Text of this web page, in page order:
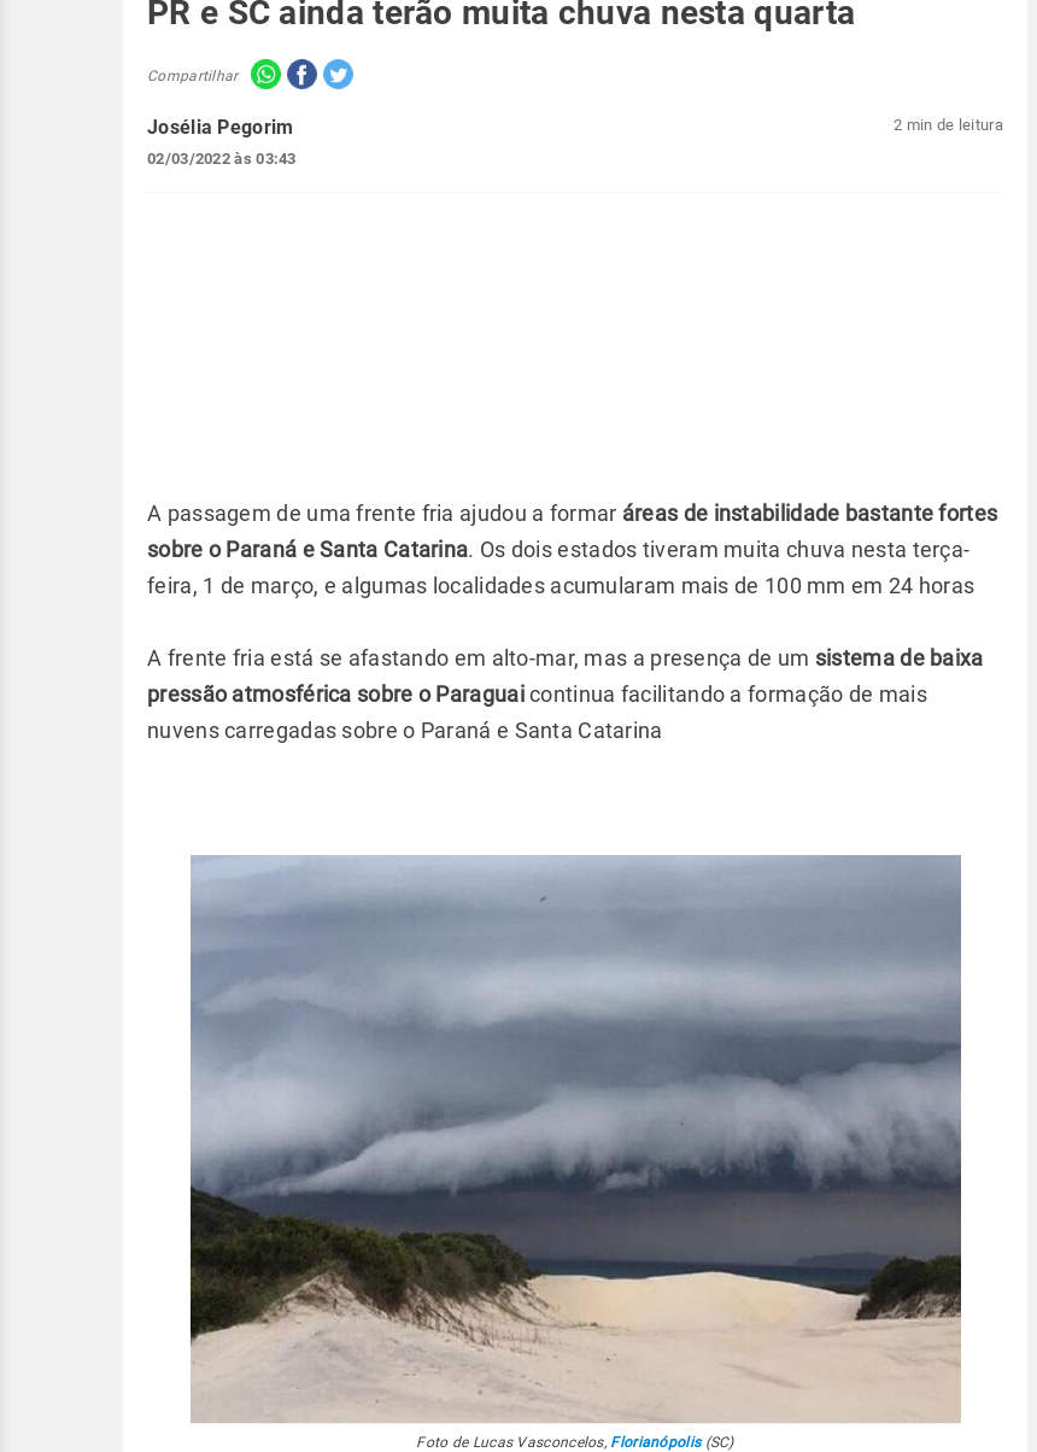
PR e SC ainda terão muita chuva nesta quarta
Compartilhar
Josélia Pegorim
02/03/2022 às 03:43
2 min de leitura
A passagem de uma frente fria ajudou a formar áreas de instabilidade bastante fortes
sobre o Paraná e Santa Catarina. Os dois estados tiveram muita chuva nesta terça-
feira, 1 de março, e algumas localidades acumularam mais de 100 mm em 24 horas
A frente fria está se afastando em alto-mar, mas a presença de um sistema de baixa
pressão atmosférica sobre o Paraguaicontinua facilitando a formação de mais
nuvens carregadas sobre o Paraná e Santa Catarina
Foto de Lucas Vasconcelos, Florianópolis(SC)